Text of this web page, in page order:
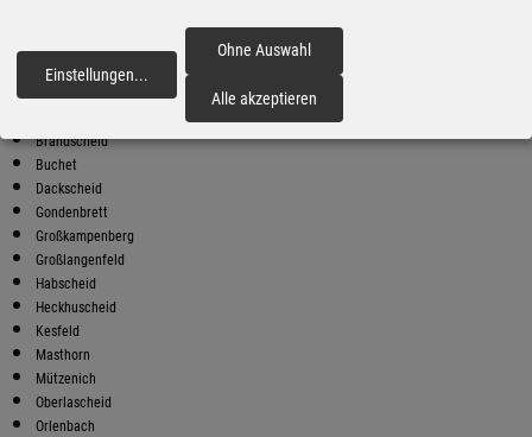
Super E10 Preise in Bleialf
Preiswerter tanken - finden Sie die günstigsten Benzin und Diesel
Preise in Ihrer Stadt
Brandscheid
Buchet
Dackscheid
Gondenbrett
Großkampenberg
Großlangenfeld
Habscheid
Heckhuscheid
Kesfeld
Masthorn
Mützenich
Oberlascheid
Orlenbach
Einstellungen...
Ohne Auswahl
Alle akzeptieren